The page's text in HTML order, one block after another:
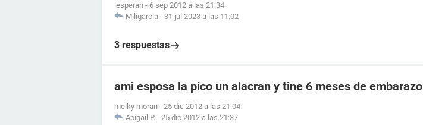
lesperan - 6 sep 2012 a las 21:34
Miligarcia - 31 jul 2023 a las 11:02
3 respuestas
ami esposa la pico un alacran y tine 6 meses de embarazo
melky moran - 25 dic 2012 a las 21:04
Abigail P. - 25 dic 2012 a las 21:37